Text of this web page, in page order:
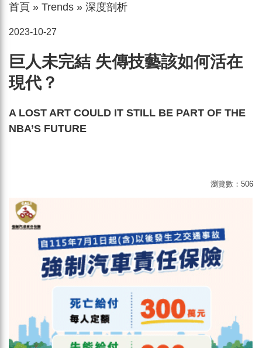
首頁 » Trends » 深度剖析
2023-10-27
巨人未完結 失傳技藝該如何活在
現代？
A LOST ART COULD IT STILL BE PART OF THE
NBA’S FUTURE
瀏覽數： 506